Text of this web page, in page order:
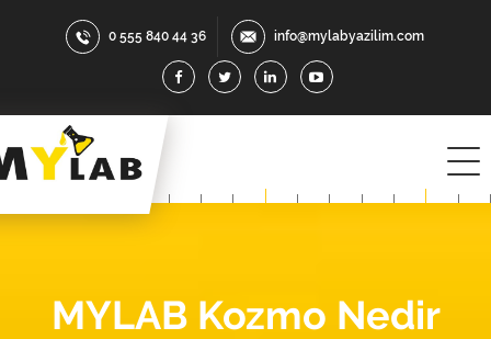
0 555 840 44 36 info@mylabyazilim.com
MYLAB Kozmo Nedir